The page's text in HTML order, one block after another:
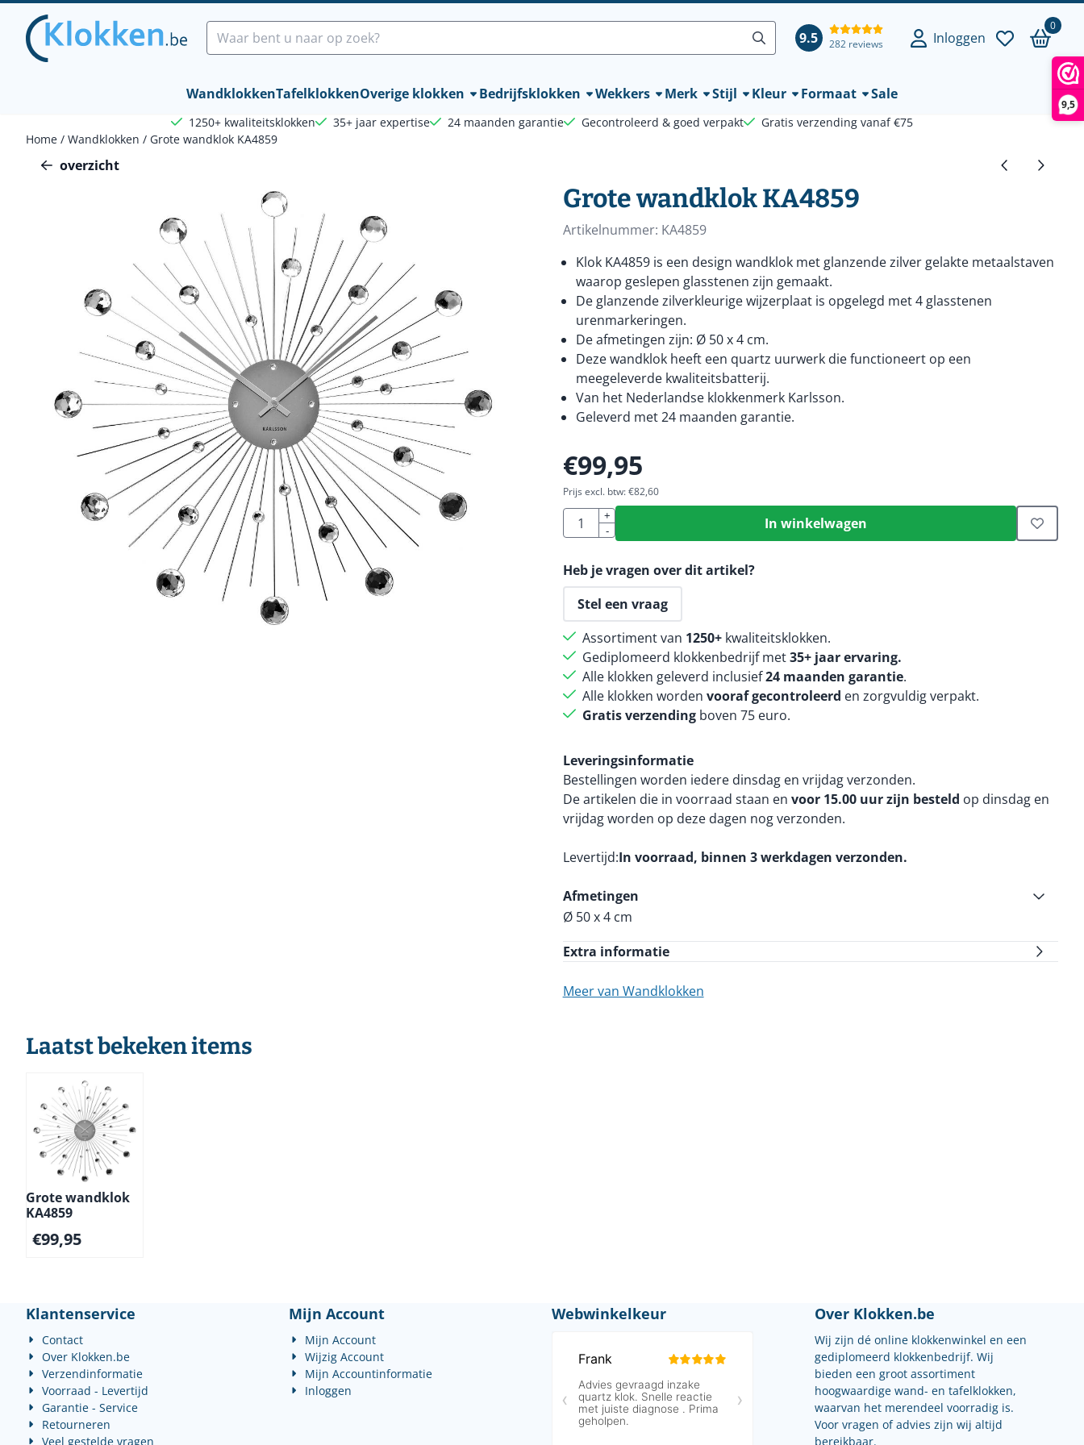
9,5
Cookievoorkeuren zijn beschikbaar. Kies instellingen of sta alle cookies toe.
Zoeken
9.5 282 reviews Inloggen
0
WandklokkenTafelklokkenOverige klokken Bedrijfsklokken Wekkers Merk Stijl Kleur Formaat Sale
1250+ kwaliteitsklokken 35+ jaar expertise 24 maanden garantie Gecontroleerd & goed verpakt
Gratis verzending vanaf €75
Home / Wandklokken / Grote wandklok KA4859
overzicht
Grote wandklok KA4859
Artikelnummer: KA4859
Klok KA4859 is een design wandklok met glanzende zilver gelakte metaalstaven
waarop geslepen glasstenen zijn gemaakt.
De glanzende zilverkleurige wijzerplaat is opgelegd met 4 glasstenen
urenmarkeringen.
De afmetingen zijn: Ø 50 x 4 cm.
Deze wandklok heeft een quartz uurwerk die functioneert op een
meegeleverde kwaliteitsbatterij.
Van het Nederlandse klokkenmerk Karlsson.
Geleverd met 24 maanden garantie.
€99,95
Prijs excl. btw: €82,60
Aantal
+
-
In winkelwagen
Heb je vragen over dit artikel?
Stel een vraag
Assortiment van 1250+kwaliteitsklokken.
Gediplomeerd klokkenbedrijf met35+ jaar ervaring.
Alle klokken geleverd inclusief24 maanden garantie.
Alle klokken worden vooraf gecontroleerd en zorgvuldig verpakt.
Gratis verzendingboven 75 euro.
Leveringsinformatie
Bestellingen worden iedere dinsdag en vrijdag verzonden.
De artikelen die in voorraad staan en voor 15.00 uur zijn besteld op dinsdag en
vrijdag worden op deze dagen nog verzonden.
Levertijd In voorraad, binnen 3 werkdagen verzonden.
Afmetingen
Ø 50 x 4 cm
Extra informatie
Meer van Wandklokken
Laatst bekeken items
Grote wandklok
KA4859
€99,95
Klantenservice
Contact
Over Klokken.be
Verzendinformatie
Voorraad - Levertijd
Garantie - Service
Retourneren
Veel gestelde vragen
Mijn Account
Mijn Account
Wijzig Account
Mijn Accountinformatie
Inloggen
Webwinkelkeur Over Klokken.be
Wij zijn dé online klokkenwinkel en een
gediplomeerd klokkenbedrijf. Wij
bieden een groot assortiment
hoogwaardige wand- en tafelklokken,
waarvan het merendeel voorradig is.
Voor vragen of advies zijn wij altijd
bereikbaar.